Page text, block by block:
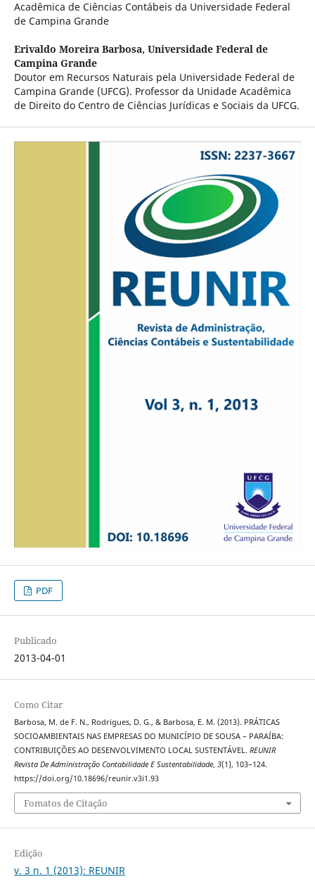
Acadêmica de Ciências Contábeis da Universidade Federal
de Campina Grande
Erivaldo Moreira Barbosa, Universidade Federal de
Campina Grande
Doutor em Recursos Naturais pela Universidade Federal de
Campina Grande (UFCG). Professor da Unidade Acadêmica
de Direito do Centro de Ciências Jurídicas e Sociais da UFCG.
PDF
Publicado
2013-04-01
Como Citar
Barbosa, M. de F. N., Rodrigues, D. G., & Barbosa, E. M. (2013). PRÁTICAS
SOCIOAMBIENTAIS NAS EMPRESAS DO MUNICÍPIO DE SOUSA – PARAÍBA:
CONTRIBUIÇÕES AO DESENVOLVIMENTO LOCAL SUSTENTÁVEL. REUNIR
Revista De Administração Contabilidade E Sustentabilidade, 3(1), 103–124.
https://doi.org/10.18696/reunir.v3i1.93
Fomatos de Citação
Edição
v. 3 n. 1 (2013): REUNIR